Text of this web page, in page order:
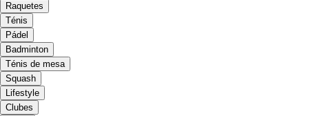
Raquetes
Ténis
Pádel
Badminton
Ténis de mesa
Squash
Lifestyle
Clubes